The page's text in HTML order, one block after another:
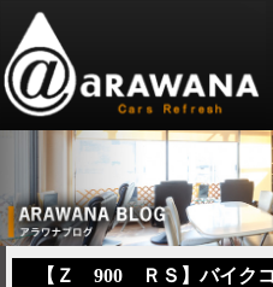
【Ｚ 900 ＲＳ】バイク